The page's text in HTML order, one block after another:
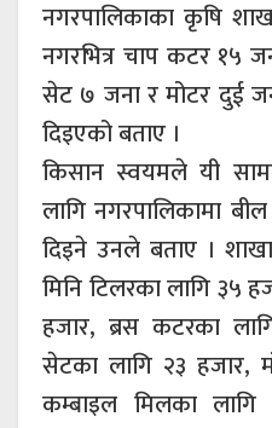
नगरपालिकाका कृषि
नगरभित्र चाप कटर १५
सेट ७ जना र मोटर दुई
दिइएको बताए ।
किसान स्वयमले यी
लागि नगरपालिकामा
दिइने उनले बताए ।
मिनि टिलरका लागि ३५
हजार, ब्रस कटरका
सेटका लागि २३ हजार,
कम्बाइल मिलका